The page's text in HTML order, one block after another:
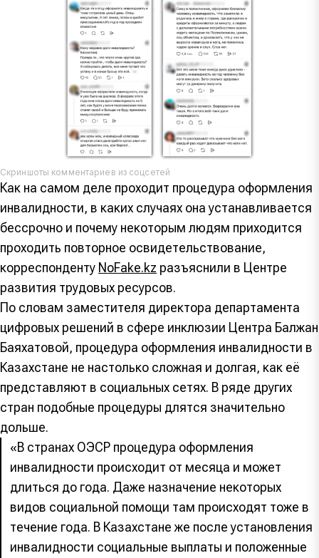
Скриншоты комментариев из соцсетей
Как на самом деле проходит процедура оформления
инвалидности, в каких случаях она устанавливается
бессрочно и почему некоторым людям приходится
проходить повторное освидетельствование,
корреспонденту NoFake.kz разъяснили в Центре
развития трудовых ресурсов.
По словам заместителя директора департамента
цифровых решений в сфере инклюзии Центра Балжан
Баяхатовой, процедура оформления инвалидности в
Казахстане не настолько сложная и долгая, как её
представляют в социальных сетях. В ряде других
стран подобные процедуры длятся значительно
дольше.
«В странах ОЭСР процедура оформления
инвалидности происходит от месяца и может
длиться до года. Даже назначение некоторых
видов социальной помощи там происходят тоже в
течение года. В Казахстане же после установления
инвалидности социальные выплаты и положенные